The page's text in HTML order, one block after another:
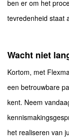
ben er om het
tevredenheid staat
Wacht niet
Kortom, met
een betrouwbare
kent. Neem
het realiseren van